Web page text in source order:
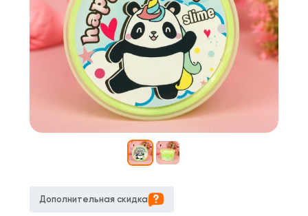
Дополнительная скидка